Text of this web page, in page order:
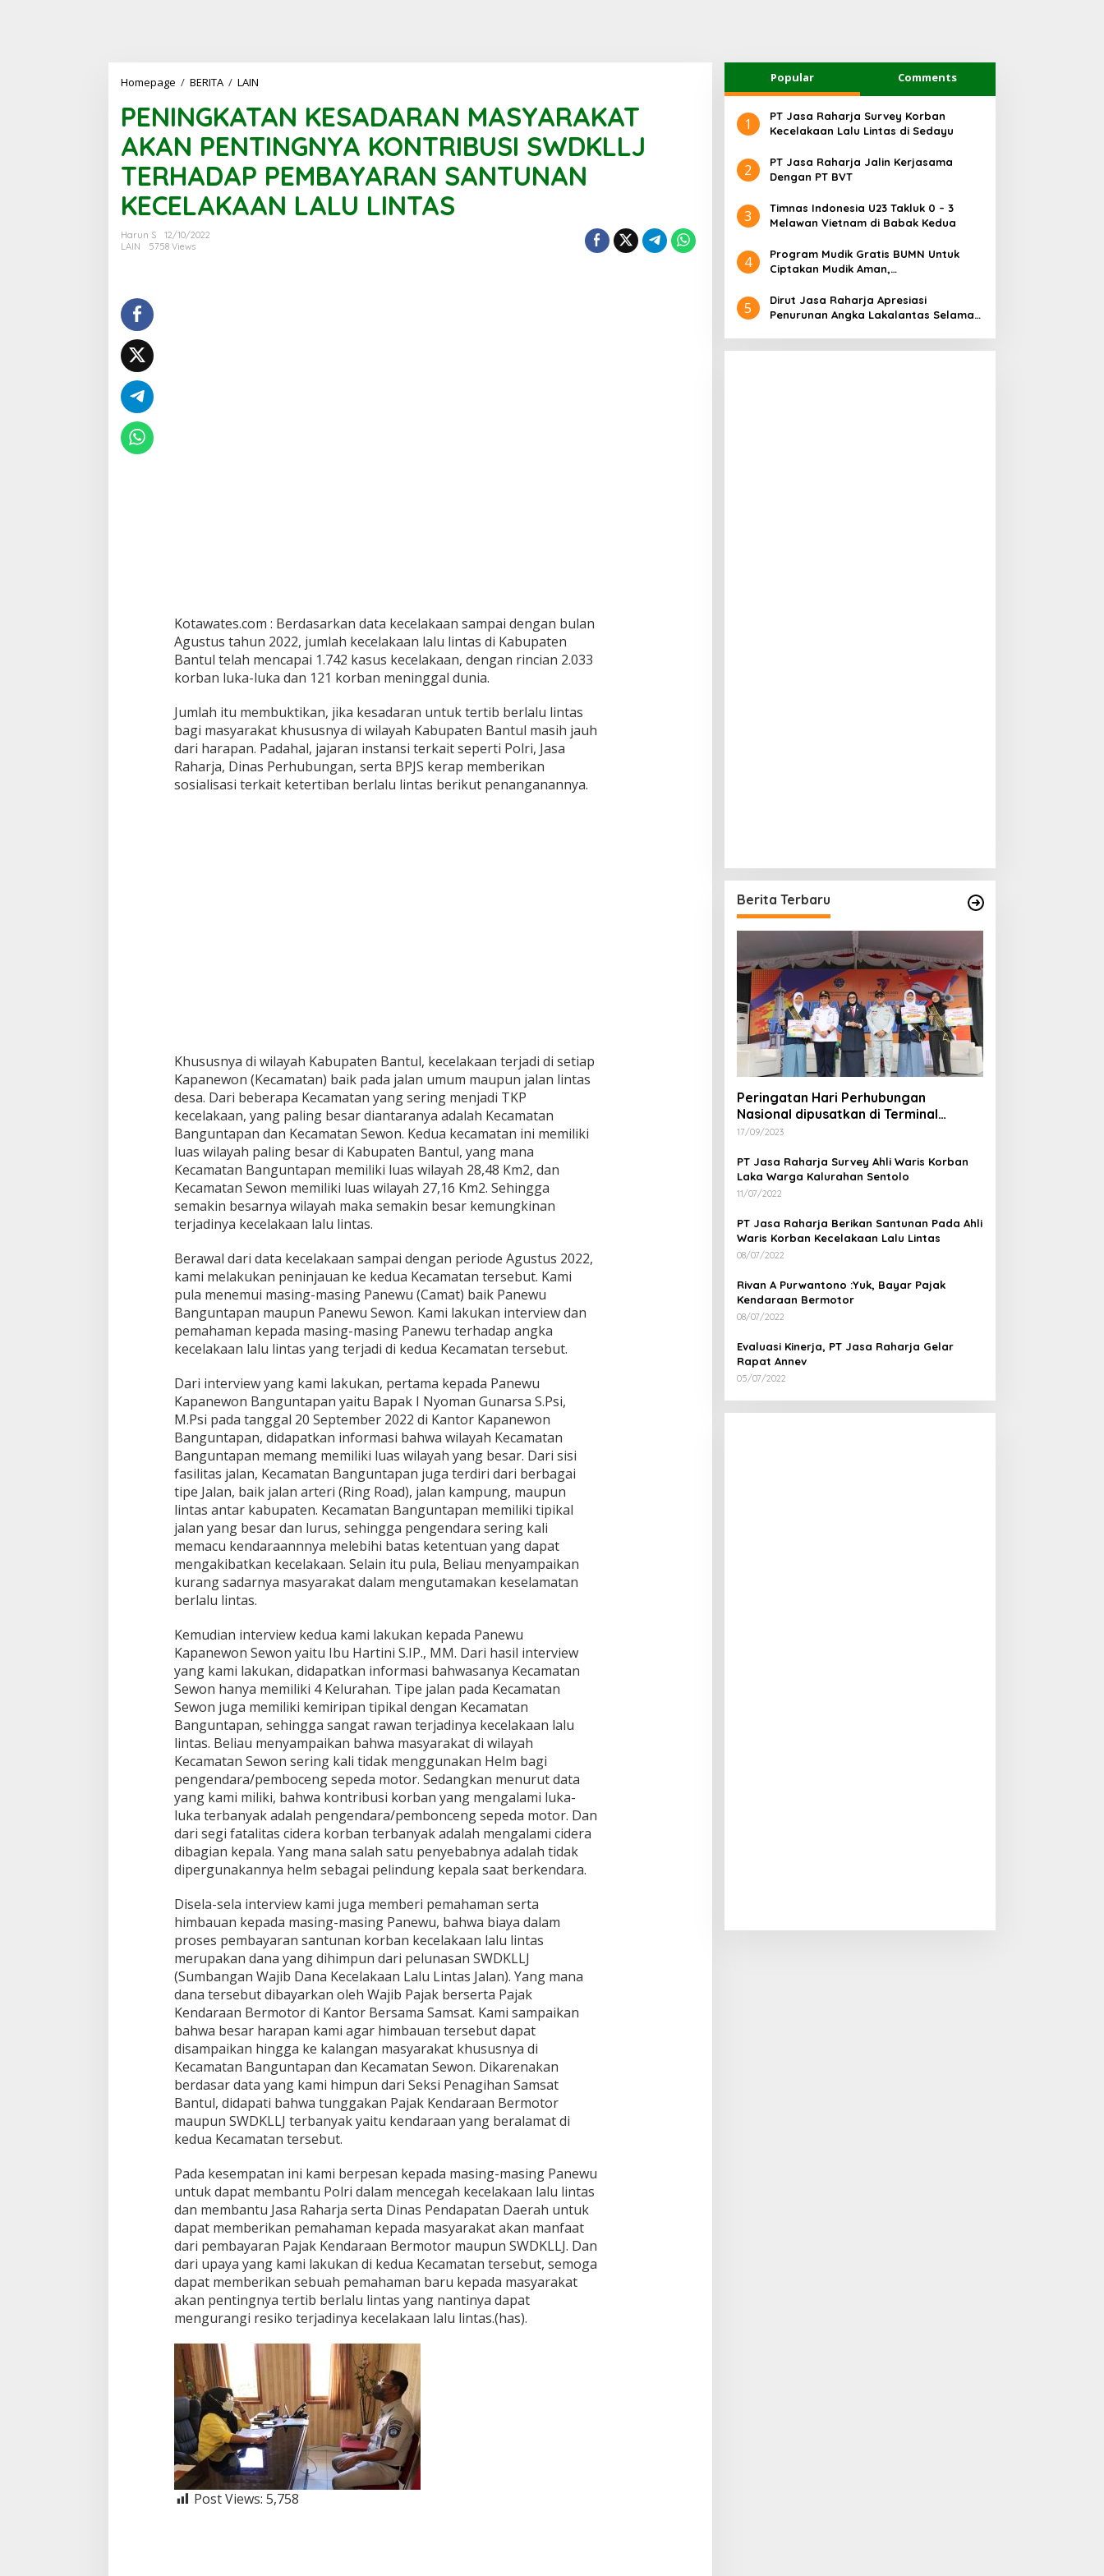
Homepage / BERITA / LAIN
MASYARAKAT
AKAN
PENTINGNYA
KONTRIBUSI
SWDKLLJ<br>TERHADAP
PEMBAYARAN
SANTUNAN
KECELAKAAN
PENINGKATAN KESADARAN MASYARAKAT
AKAN PENTINGNYA KONTRIBUSI SWDKLLJ
TERHADAP PEMBAYARAN SANTUNAN
KECELAKAAN LALU LINTAS
Harun S
12/10/2022
LAIN
5758 Views
Kotawates.com : Berdasarkan data kecelakaan sampai dengan bulan
Agustus tahun 2022, jumlah kecelakaan lalu lintas di Kabupaten
Bantul telah mencapai 1.742 kasus kecelakaan, dengan rincian 2.033
korban luka-luka dan 121 korban meninggal dunia.
Jumlah itu membuktikan, jika kesadaran untuk tertib berlalu lintas
bagi masyarakat khususnya di wilayah Kabupaten Bantul masih jauh
dari harapan. Padahal, jajaran instansi terkait seperti Polri, Jasa
Raharja, Dinas Perhubungan, serta BPJS kerap memberikan
sosialisasi terkait ketertiban berlalu lintas berikut penanganannya.
Khususnya di wilayah Kabupaten Bantul, kecelakaan terjadi di setiap
Kapanewon (Kecamatan) baik pada jalan umum maupun jalan lintas
desa. Dari beberapa Kecamatan yang sering menjadi TKP
kecelakaan, yang paling besar diantaranya adalah Kecamatan
Banguntapan dan Kecamatan Sewon. Kedua kecamatan ini memiliki
luas wilayah paling besar di Kabupaten Bantul, yang mana
Kecamatan Banguntapan memiliki luas wilayah 28,48 Km2, dan
Kecamatan Sewon memiliki luas wilayah 27,16 Km2. Sehingga
semakin besarnya wilayah maka semakin besar kemungkinan
terjadinya kecelakaan lalu lintas.
Berawal dari data kecelakaan sampai dengan periode Agustus 2022,
kami melakukan peninjauan ke kedua Kecamatan tersebut. Kami
pula menemui masing-masing Panewu (Camat) baik Panewu
Banguntapan maupun Panewu Sewon. Kami lakukan interview dan
pemahaman kepada masing-masing Panewu terhadap angka
kecelakaan lalu lintas yang terjadi di kedua Kecamatan tersebut.
Dari interview yang kami lakukan, pertama kepada Panewu
Kapanewon Banguntapan yaitu Bapak I Nyoman Gunarsa S.Psi,
M.Psi pada tanggal 20 September 2022 di Kantor Kapanewon
Banguntapan, didapatkan informasi bahwa wilayah Kecamatan
Banguntapan memang memiliki luas wilayah yang besar. Dari sisi
fasilitas jalan, Kecamatan Banguntapan juga terdiri dari berbagai
tipe Jalan, baik jalan arteri (Ring Road), jalan kampung, maupun
lintas antar kabupaten. Kecamatan Banguntapan memiliki tipikal
jalan yang besar dan lurus, sehingga pengendara sering kali
memacu kendaraannnya melebihi batas ketentuan yang dapat
mengakibatkan kecelakaan. Selain itu pula, Beliau menyampaikan
kurang sadarnya masyarakat dalam mengutamakan keselamatan
berlalu lintas.
Kemudian interview kedua kami lakukan kepada Panewu
Kapanewon Sewon yaitu Ibu Hartini S.IP., MM. Dari hasil interview
yang kami lakukan, didapatkan informasi bahwasanya Kecamatan
Sewon hanya memiliki 4 Kelurahan. Tipe jalan pada Kecamatan
Sewon juga memiliki kemiripan tipikal dengan Kecamatan
Banguntapan, sehingga sangat rawan terjadinya kecelakaan lalu
lintas. Beliau menyampaikan bahwa masyarakat di wilayah
Kecamatan Sewon sering kali tidak menggunakan Helm bagi
pengendara/pemboceng sepeda motor. Sedangkan menurut data
yang kami miliki, bahwa kontribusi korban yang mengalami luka-
luka terbanyak adalah pengendara/pembonceng sepeda motor. Dan
dari segi fatalitas cidera korban terbanyak adalah mengalami cidera
dibagian kepala. Yang mana salah satu penyebabnya adalah tidak
dipergunakannya helm sebagai pelindung kepala saat berkendara.
Disela-sela interview kami juga memberi pemahaman serta
himbauan kepada masing-masing Panewu, bahwa biaya dalam
proses pembayaran santunan korban kecelakaan lalu lintas
merupakan dana yang dihimpun dari pelunasan SWDKLLJ
(Sumbangan Wajib Dana Kecelakaan Lalu Lintas Jalan). Yang mana
dana tersebut dibayarkan oleh Wajib Pajak berserta Pajak
Kendaraan Bermotor di Kantor Bersama Samsat. Kami sampaikan
bahwa besar harapan kami agar himbauan tersebut dapat
disampaikan hingga ke kalangan masyarakat khususnya di
Kecamatan Banguntapan dan Kecamatan Sewon. Dikarenakan
berdasar data yang kami himpun dari Seksi Penagihan Samsat
Bantul, didapati bahwa tunggakan Pajak Kendaraan Bermotor
maupun SWDKLLJ terbanyak yaitu kendaraan yang beralamat di
kedua Kecamatan tersebut.
Pada kesempatan ini kami berpesan kepada masing-masing Panewu
untuk dapat membantu Polri dalam mencegah kecelakaan lalu lintas
dan membantu Jasa Raharja serta Dinas Pendapatan Daerah untuk
dapat memberikan pemahaman kepada masyarakat akan manfaat
dari pembayaran Pajak Kendaraan Bermotor maupun SWDKLLJ. Dan
dari upaya yang kami lakukan di kedua Kecamatan tersebut, semoga
dapat memberikan sebuah pemahaman baru kepada masyarakat
akan pentingnya tertib berlalu lintas yang nantinya dapat
mengurangi resiko terjadinya kecelakaan lalu lintas.(has).
Post Views: 5,758
Popular Comments
1
PT Jasa Raharja Survey Korban
Kecelakaan Lalu Lintas di Sedayu
2
PT Jasa Raharja Jalin Kerjasama
Dengan PT BVT
3
Timnas Indonesia U23 Takluk 0 – 3
Melawan Vietnam di Babak Kedua
4
Program Mudik Gratis BUMN Untuk
Ciptakan Mudik Aman,
5
Dirut Jasa Raharja Apresiasi
Penurunan Angka Lakalantas Selama
Berita Terbaru
Peringatan Hari Perhubungan
Nasional dipusatkan di Terminal
Wates Kulon Progo
17/09/2023
PT Jasa Raharja Survey Ahli Waris Korban
Laka Warga Kalurahan Sentolo
11/07/2022
PT Jasa Raharja Berikan Santunan Pada Ahli
Waris Korban Kecelakaan Lalu Lintas
08/07/2022
Rivan A Purwantono :Yuk, Bayar Pajak
Kendaraan Bermotor
08/07/2022
Evaluasi Kinerja, PT Jasa Raharja Gelar
Rapat Annev
05/07/2022